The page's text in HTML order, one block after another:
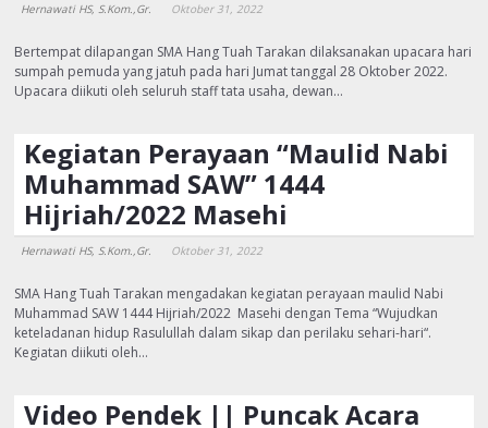
Hernawati HS, S.Kom.,Gr. Oktober 31, 2022
Bertempat dilapangan SMA Hang Tuah Tarakan dilaksanakan upacara hari
sumpah pemuda yang jatuh pada hari Jumat tanggal 28 Oktober 2022.
Upacara diikuti oleh seluruh staff tata usaha, dewan…
Kegiatan Perayaan “Maulid Nabi
Muhammad SAW” 1444
Hijriah/2022 Masehi
Hernawati HS, S.Kom.,Gr. Oktober 31, 2022
SMA Hang Tuah Tarakan mengadakan kegiatan perayaan maulid Nabi
Muhammad SAW 1444 Hijriah/2022 Masehi dengan Tema “Wujudkan
keteladanan hidup Rasulullah dalam sikap dan perilaku sehari-hari“.
Kegiatan diikuti oleh…
Video Pendek || Puncak Acara